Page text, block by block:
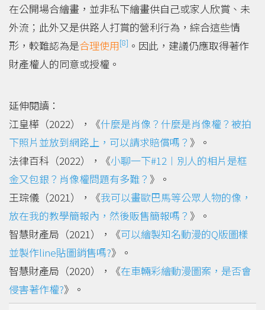
在公開場合繪畫，並非私下繪畫供自己或家人欣賞、未
外流；此外又是供路人打賞的營利行為，綜合這些情
形，較難認為是合理使用[8] 。因此，建議仍應取得著作
財產權人的同意或授權。
延伸閱讀：
江皇樺（2022），《什麼是肖像？什麼是肖像權？被拍
下照片並放到網路上，可以請求賠償嗎？ 》。
法律百科（2022），《小聊一下#12︱別人的相片是框
金又包銀？肖像權問題有多難？ 》。
王琮儀（2021），《我可以畫歐巴馬等公眾人物的像，
放在我的教學簡報內，然後販售簡報嗎？ 》。
智慧財產局（2021），《可以繪製知名動漫的Q版圖樣
並製作line貼圖銷售嗎?》。
智慧財產局（2020），《在車輛彩繪動漫圖案，是否會
侵害著作權?》。